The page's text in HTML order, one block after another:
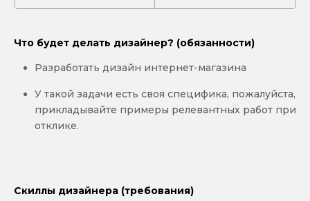
Что будет делать дизайнер? (обязанности)
Разработать дизайн интернет-магазина
У такой задачи есть своя специфика, пожалуйста,
прикладывайте примеры релевантных работ при
отклике.
Скиллы дизайнера (требования)